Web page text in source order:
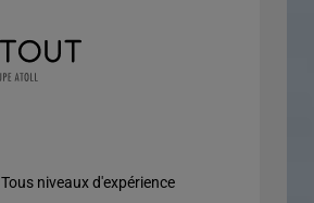
Tous niveaux d'expérience